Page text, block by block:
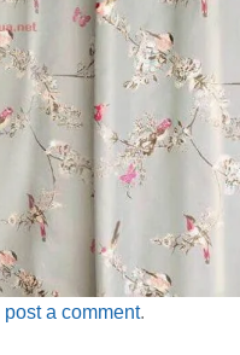
post a comment.